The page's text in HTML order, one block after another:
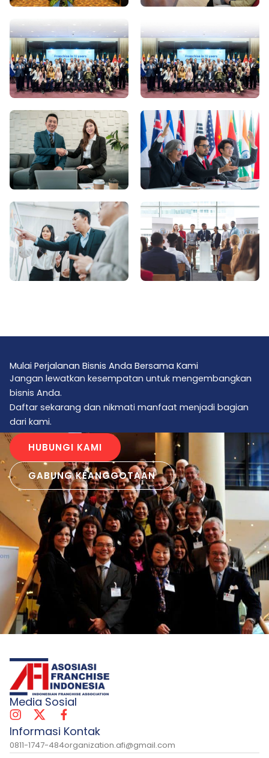
Mulai Perjalanan Bisnis Anda Bersama Kami
Jangan lewatkan kesempatan untuk mengembangkan
bisnis Anda.
Daftar sekarang dan nikmati manfaat menjadi bagian
dari kami.
HUBUNGI KAMI
GABUNG KEANGGOTAAN
Media Sosial
Informasi Kontak
0811-1747-484organization.afi@gmail.com